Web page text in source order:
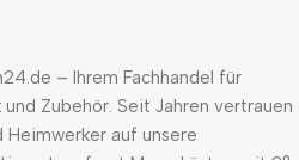
– Ihrem Fachhandel für
Zubehör. Seit Jahren vertrauen
Heimwerker auf unsere